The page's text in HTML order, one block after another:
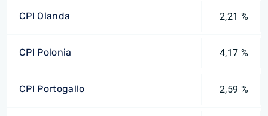
CPI Olanda 2,21 %
CPI Polonia 4,17 %
CPI Portogallo 2,59 %